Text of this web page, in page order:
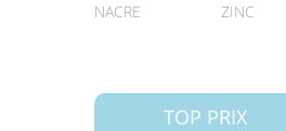
NACRE
ZINC
TOP PRIX